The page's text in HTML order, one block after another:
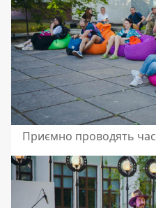
Приємно проводять час